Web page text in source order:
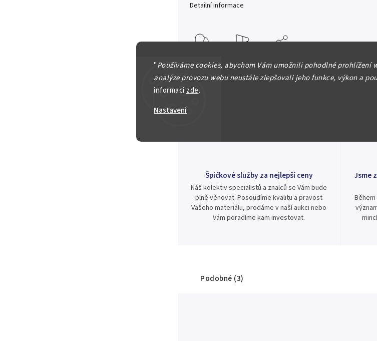
"Používáme cookies, abychom Vám umožnili pohodlné prohlížení
analýze provozu webu neustále zlepšovali jeho funkce, výkon a
informacízde.
Nastavení
300 Kč
Detailní informace
Špičkové služby za nejlepší ceny
Náš kolektiv specialistů a znalců se Vám bude
plně věnovat. Posoudíme kvalitu a pravost
Vašeho materiálu, prodáme v naší aukci nebo
Vám poradíme kam investovat.
Jsme
Podobné (3)